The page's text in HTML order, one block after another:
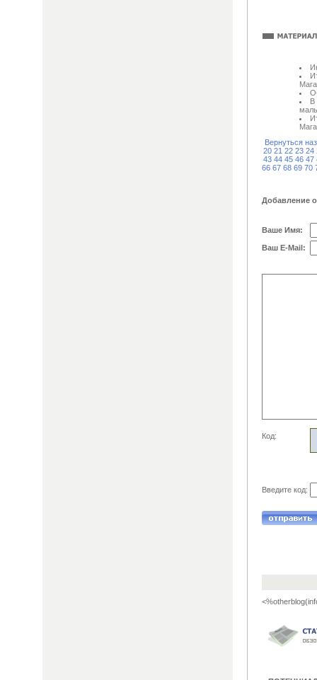
В
Вернуться
20 21 22 23 24
43 44 45 46 47
66 67 68 69 70
Добавление
Ваше Имя:
Ваш E-Mail:
Код:
Введите код: